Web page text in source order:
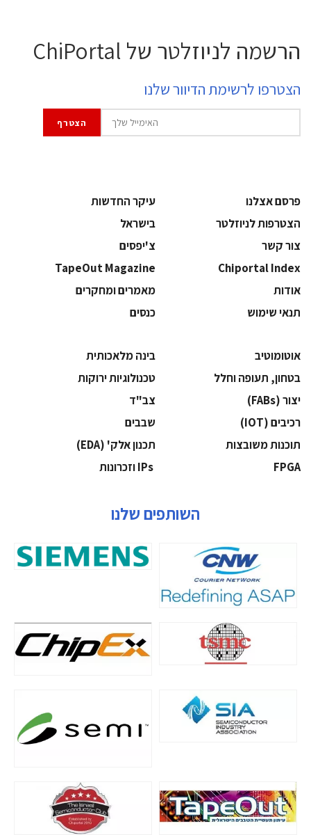
הרשמה לניוזלטר של ChiPortal
הצטרפו לרשימת הדיוור שלנו
פרסם אצלנו
עיקר החדשות
הצטרפות לניוזלטר
בישראל
צור קשר
צ'יפסים
Chiportal Index
TapeOut Magazine
אודות
מאמרים ומחקרים
תנאי שימוש
כנסים
אוטומוטיב
בינה מלאכותית
בטחון, תעופה וחלל
‫טכנולוגיות ירוקות‬
‫יצור (‪(FABs‬‬
‫צב"ד‬
‫רכיבים‬ (IOT)
‫שבבים‬
‫תוכנות משובצות‬
‫תכנון אלק' (‪(EDA‬‬
‫‪FPGA‬‬
השותפים שלנו